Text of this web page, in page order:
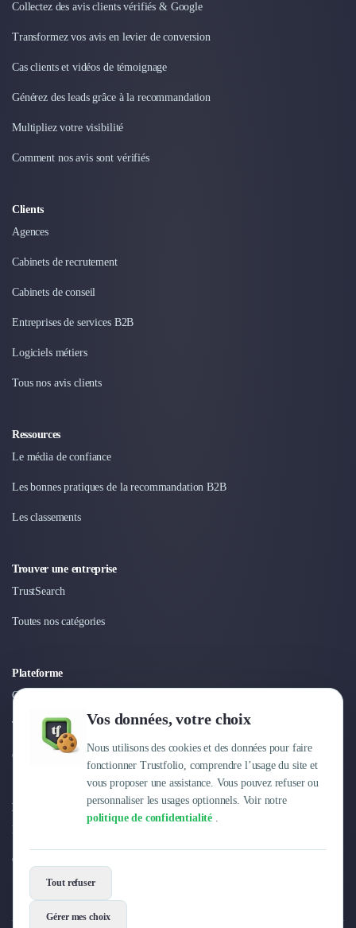
Vos données, votre choix
Nous utilisons des cookies et des données pour faire
fonctionner Trustfolio, comprendre l’usage du site et
vous proposer une assistance. Vous pouvez refuser ou
personnaliser les usages optionnels. Voir notre
politique de confidentialité .
Tout refuser
Gérer mes choix
Collectez des avis clients vérifiés & Google
Transformez vos avis en levier de conversion
Cas clients et vidéos de témoignage
Générez des leads grâce à la recommandation
Multipliez votre visibilité
Comment nos avis sont vérifiés
Clients
Agences
Cabinets de recrutement
Cabinets de conseil
Entreprises de services B2B
Logiciels métiers
Tous nos avis clients
Ressources
Le média de confiance
Les bonnes pratiques de la recommandation B2B
Les classements
Trouver une entreprise
TrustSearch
Toutes nos catégories
Plateforme
Connexion
Tarifs
Centre d'aide
Entreprise
Pourquoi Trustfolio ?
Offres d'emploi